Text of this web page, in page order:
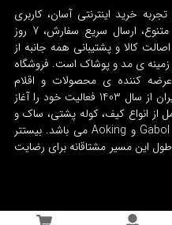
خرید اینترنتی آسان، کاربری
ساده و لذت‌بخش، روش‌های پرداخت متنوع، ارسال سریع سفارش، 7 روز
کالا و پشتیبانی همه جانبه از
زمینه‌ ی مد و پوشاک است. فروشگاه
عرضه کننده ی محصولات و اقلام
تخصصی مدرسه، سفر و اکسسوری در ایران از سال 1403 فعالیت خود را آغاز
از انواع کیف، کوله پشتی، ساک و
چمدان از برندهای مطرح و به نام گابل Gabol و Aoking می باشد. بیستتر
این مسیر مشتاقانه برای رضایت